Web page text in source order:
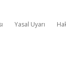
Yasal Uyarı